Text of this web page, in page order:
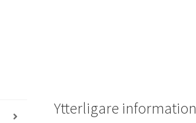
Ytterligare information